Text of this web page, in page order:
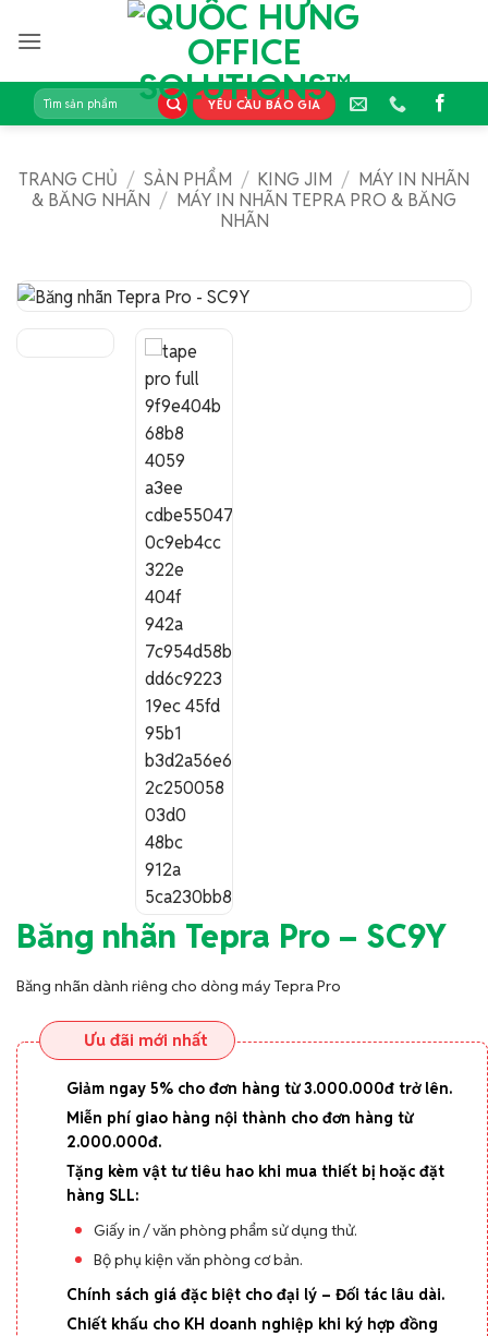
qua
dungTìm
kiếm:
YÊU CẦU BÁO GIÁ
TRANG CHỦ / SẢN PHẨM / KING JIM / MÁY IN NHÃN
& BĂNG NHÃN / MÁY IN NHÃN TEPRA PRO & BĂNG
NHÃN
Băng nhãn Tepra Pro – SC9Y
Băng nhãn dành riêng cho dòng máy Tepra Pro
Ưu đãi mới nhất
Giảm ngay 5% cho đơn hàng từ 3.000.000đ trở lên.
Miễn phí giao hàng nội thành cho đơn hàng từ
2.000.000đ.
Tặng kèm vật tư tiêu hao khi mua thiết bị hoặc đặt
hàng SLL:
Giấy in / văn phòng phẩm sử dụng thử.
Bộ phụ kiện văn phòng cơ bản.
Chính sách giá đặc biệt cho đại lý – Đối tác lâu dài.
Chiết khấu cho KH doanh nghiệp khi ký hợp đồng